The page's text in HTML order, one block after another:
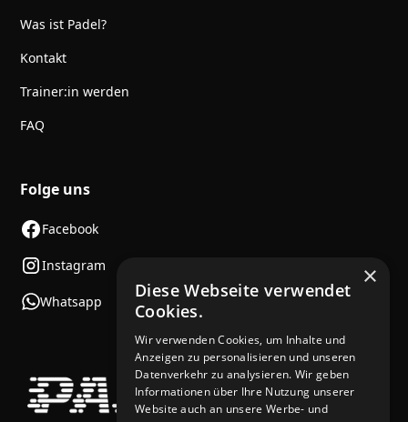
Was ist Padel?
Kontakt
Trainer:in werden
FAQ
Folge uns
Facebook
Instagram
Whatsapp
×
Diese Webseite verwendet
Cookies.
Wir verwenden Cookies, um Inhalte und
Anzeigen zu personalisieren und unseren
Datenverkehr zu analysieren. Wir geben
Informationen über Ihre Nutzung unserer
Website auch an unsere Werbe- und